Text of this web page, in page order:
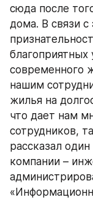
сюда после
дома. В связи с
благоприятных
современного
нашим
жилья на
что дает нам
сотрудников,
рассказал
компании –